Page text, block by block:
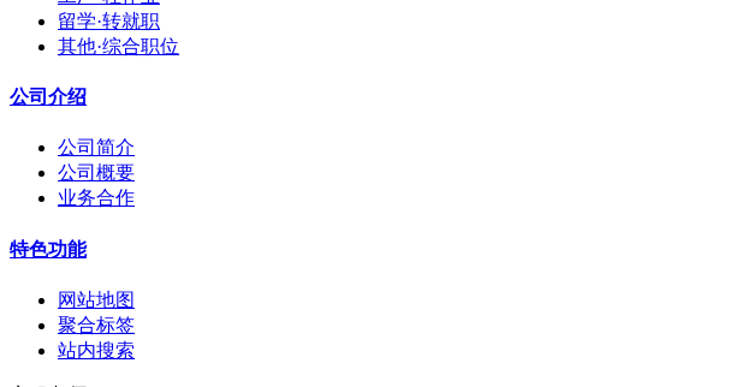
留学·转就职
其他·综合职位
公司介绍
公司简介
公司概要
业务合作
特色功能
网站地图
聚合标签
站内搜索